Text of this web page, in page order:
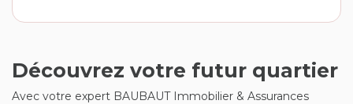
Découvrez votre futur quartier
Avec votre expert BAUBAUT Immobilier & Assurances